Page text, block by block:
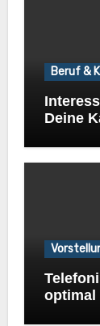
Beruf &
Deine
optimal